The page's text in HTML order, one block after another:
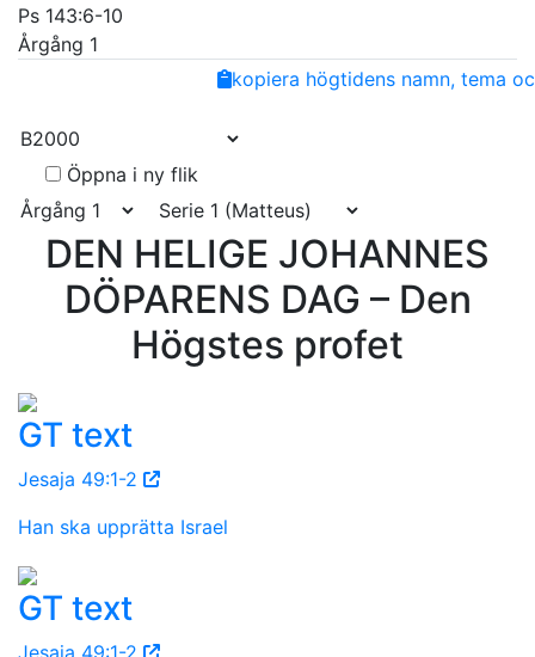
Ps 143:6-10
Årgång 1
EmailCopy
kopiera högtidens namn, tema
Öppna i ny flik
DEN HELIGE JOHANNES
DÖPARENS DAG – Den
Högstes profet
GT text
Jesaja 49:1-2
Han ska upprätta Israel
GT text
Jesaja 49:1-2